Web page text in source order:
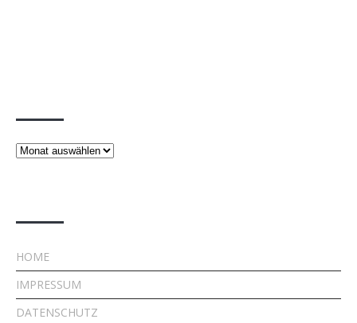
Beiträge
HOME
IMPRESSUM
DATENSCHUTZ